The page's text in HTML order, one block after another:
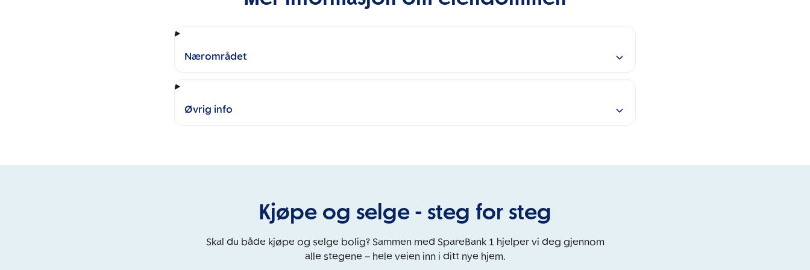
Nærområdet
Øvrig info
Kjøpe og selge - steg for steg
Skal du både kjøpe og selge bolig? Sammen med SpareBank 1 hjelper vi deg gjennom
alle stegene – hele veien inn i ditt nye hjem.